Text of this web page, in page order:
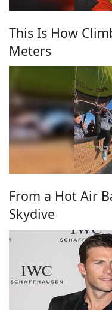
This Is How
Meters
From a Hot Air
Skydive